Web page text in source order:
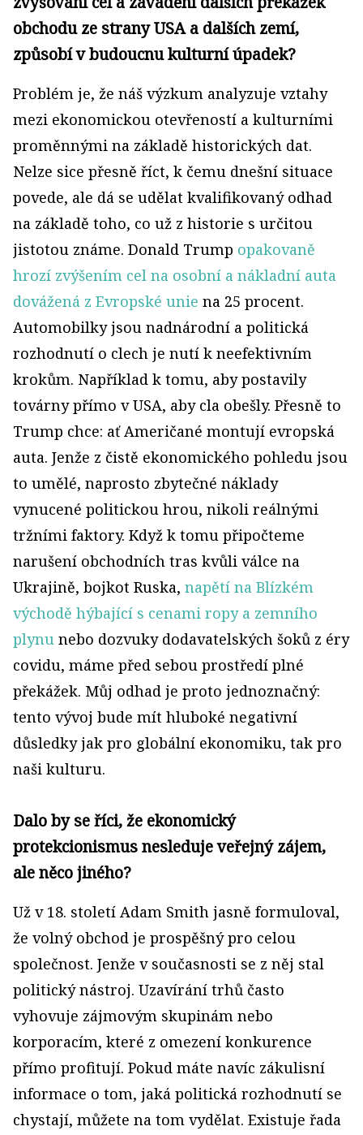
obchodu ze strany USA a dalších zemí,
způsobí v budoucnu kulturní úpadek?
Problém je, že náš výzkum analyzuje vztahy
mezi ekonomickou otevřeností a kulturními
proměnnými na základě historických dat.
Nelze sice přesně říct, k čemu dnešní situace
povede, ale dá se udělat kvalifikovaný odhad
na základě toho, co už z historie s určitou
jistotou známe. Donald Trump opakovaně
hrozí zvýšením cel na osobní a nákladní auta
dovážená z Evropské unie na 25 procent.
Automobilky jsou nadnárodní a politická
rozhodnutí o clech je nutí k neefektivním
krokům. Například k tomu, aby postavily
továrny přímo v USA, aby cla obešly. Přesně to
Trump chce: ať Američané montují evropská
auta. Jenže z čistě ekonomického pohledu jsou
to umělé, naprosto zbytečné náklady
vynucené politickou hrou, nikoli reálnými
tržními faktory. Když k tomu připočteme
narušení obchodních tras kvůli válce na
Ukrajině, bojkot Ruska, napětí na Blízkém
východě hýbající s cenami ropy a zemního
plynu nebo dozvuky dodavatelských šoků z éry
covidu, máme před sebou prostředí plné
překážek. Můj odhad je proto jednoznačný:
tento vývoj bude mít hluboké negativní
důsledky jak pro globální ekonomiku, tak pro
naši kulturu.
Dalo by se říci, že ekonomický
protekcionismus nesleduje veřejný zájem,
ale něco jiného?
Už v 18. století Adam Smith jasně formuloval,
že volný obchod je prospěšný pro celou
společnost. Jenže v současnosti se z něj stal
politický nástroj. Uzavírání trhů často
vyhovuje zájmovým skupinám nebo
korporacím, které z omezení konkurence
přímo profitují. Pokud máte navíc zákulisní
informace o tom, jaká politická rozhodnutí se
chystají, můžete na tom vydělat. Existuje řada